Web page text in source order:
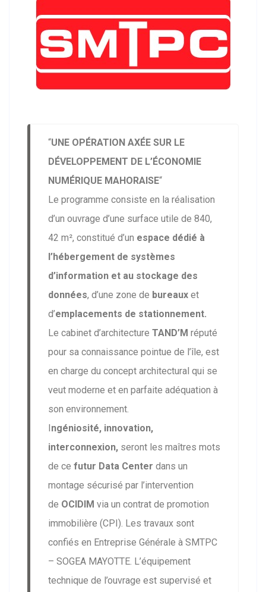
“UNE OPÉRATION AXÉE SUR LE
DÉVELOPPEMENT DE L’ÉCONOMIE
NUMÉRIQUE MAHORAISE“
Le programme consiste en la réalisation
d’un ouvrage d’une surface utile de 840,
42 m², constitué d’un espace dédié à
l’hébergement de systèmes
d’information et au stockage des
données, d’une zone de bureaux et
d’emplacements de stationnement.
Le cabinet d’architecture TAND’M réputé
pour sa connaissance pointue de l’île, est
en charge du concept architectural qui se
veut moderne et en parfaite adéquation à
son environnement.
Ingéniosité, innovation,
interconnexion, seront les maîtres mots
de ce futur Data Center dans un
montage sécurisé par l’intervention
de OCIDIM via un contrat de promotion
immobilière (CPI). Les travaux sont
confiés en Entreprise Générale à SMTPC
– SOGEA MAYOTTE. L’équipement
technique de l’ouvrage est supervisé et